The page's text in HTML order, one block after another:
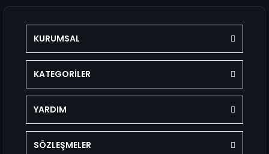
KURUMSAL
KATEGORİLER
YARDIM
SÖZLEŞMELER